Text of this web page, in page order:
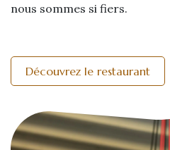
nous sommes si fiers.
Découvrez le restaurant